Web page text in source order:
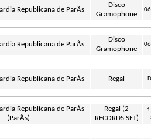
Republicana de ParÃ­s
Disco
Gramophone
Republicana de ParÃ­s
Disco
Gramophone
Republicana de ParÃ­s Regal
Republicana de ParÃ­s
(ParÃ­s)
Regal (2
RECORDS SET)